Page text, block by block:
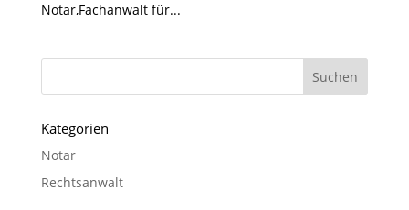
Notar,Fachanwalt für...
Kategorien
Notar
Rechtsanwalt